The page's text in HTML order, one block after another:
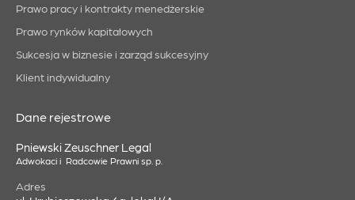
Prawo pracy i kontrakty menedżerskie
Prawo rynków kapitałowych
Sukcesja w biznesie i zarząd sukcesyjny
Klient indywidualny
Dane rejestrowe
Pniewski Zeuschner Legal
Adwokaci i Radcowie Prawni sp. p.
Adres